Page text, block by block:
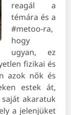
reagál a
témára és a
#metoo-ra,
hogy
ugyan, ez
fizikai és
azok nők és
estek át,
akaratuk
a jelenjüket